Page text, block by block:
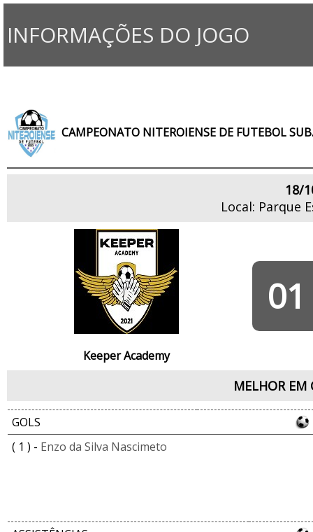
INFORMAÇÕES DO JOGO
CAMPEONATO NITEROIENSE DE FUTEBOL
18/
Local: Parque
Keeper Academy
01
MELHOR
GOLS
( 1 ) - Enzo da Silva Nascimeto